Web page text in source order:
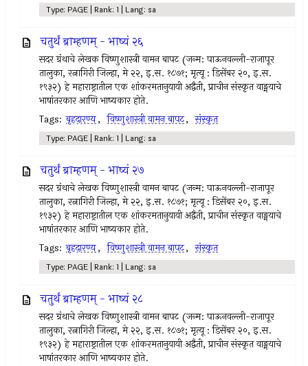
Type: PAGE | Rank: 1 | Lang: sa
चतुर्थं ब्राम्हणम् - भाष्यं २६
सदर ग्रंथाचे लेखक विष्णुशास्त्री वामन बापट (जन्म: पाऊनवल्ली-राजापूर
तालुका, रत्नागिरी जिल्हा, मे २२, इ.स. १८७१; मृत्यू : डिसेंबर २०, इ.स.
१९३२) हे महाराष्ट्रातील एक शांकरमतानुयायी अद्वैती, प्राचीन संस्कृत वाङ्मयाचे
भाषांतरकार आणि भाष्यकार होते.
Tags: बृहदारण्य, विष्णुशास्त्री वामन बापट, संस्कृत
Type: PAGE | Rank: 1 | Lang: sa
चतुर्थं ब्राम्हणम् - भाष्यं २७
सदर ग्रंथाचे लेखक विष्णुशास्त्री वामन बापट (जन्म: पाऊनवल्ली-राजापूर
तालुका, रत्नागिरी जिल्हा, मे २२, इ.स. १८७१; मृत्यू : डिसेंबर २०, इ.स.
१९३२) हे महाराष्ट्रातील एक शांकरमतानुयायी अद्वैती, प्राचीन संस्कृत वाङ्मयाचे
भाषांतरकार आणि भाष्यकार होते.
Tags: बृहदारण्य, विष्णुशास्त्री वामन बापट, संस्कृत
Type: PAGE | Rank: 1 | Lang: sa
चतुर्थं ब्राम्हणम् - भाष्यं २८
सदर ग्रंथाचे लेखक विष्णुशास्त्री वामन बापट (जन्म: पाऊनवल्ली-राजापूर
तालुका, रत्नागिरी जिल्हा, मे २२, इ.स. १८७१; मृत्यू : डिसेंबर २०, इ.स.
१९३२) हे महाराष्ट्रातील एक शांकरमतानुयायी अद्वैती, प्राचीन संस्कृत वाङ्मयाचे
भाषांतरकार आणि भाष्यकार होते.